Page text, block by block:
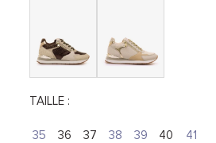
TAILLE :
35 36 37 38 39 40 41